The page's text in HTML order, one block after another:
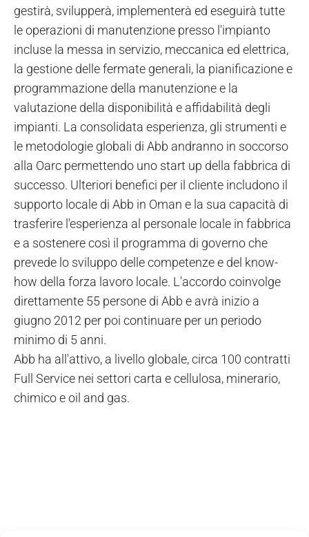
gestirà, svilupperà, implementerà ed eseguirà tutte
le operazioni di manutenzione presso l'impianto
incluse la messa in servizio, meccanica ed elettrica,
la gestione delle fermate generali, la pianificazione e
programmazione della manutenzione e la
valutazione della disponibilità e affidabilità degli
impianti. La consolidata esperienza, gli strumenti e
le metodologie globali di Abb andranno in soccorso
alla Oarc permettendo uno start up della fabbrica di
successo. Ulteriori benefici per il cliente includono il
supporto locale di Abb in Oman e la sua capacità di
trasferire l'esperienza al personale locale in fabbrica
e a sostenere così il programma di governo che
prevede lo sviluppo delle competenze e del know-
how della forza lavoro locale. L'accordo coinvolge
direttamente 55 persone di Abb e avrà inizio a
giugno 2012 per poi continuare per un periodo
minimo di 5 anni.
Abb ha all'attivo, a livello globale, circa 100 contratti
Full Service nei settori carta e cellulosa, minerario,
chimico e oil and gas.